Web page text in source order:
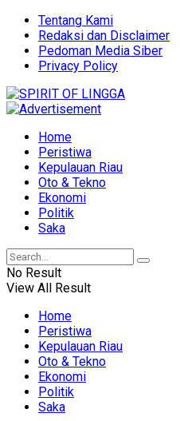
Tentang Kami
Redaksi dan Disclaimer
Pedoman Media Siber
Privacy Policy
Home
Peristiwa
Kepulauan Riau
Oto & Tekno
Ekonomi
Politik
Saka
No Result
View All Result
Home
Peristiwa
Kepulauan Riau
Oto & Tekno
Ekonomi
Politik
Saka